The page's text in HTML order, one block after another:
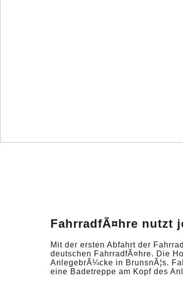
FahrradfÃ¤hre nutzt
Mit der ersten Abfahrt der
deutschen FahrradfÃ¤hre. Die
AnlegebrÃ¼cke in BrunsnÃ¦s.
eine Badetreppe am Kopf des